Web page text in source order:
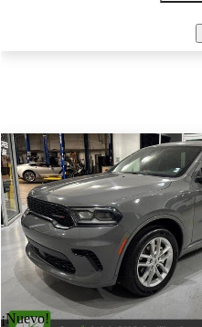
¡Nuevo!